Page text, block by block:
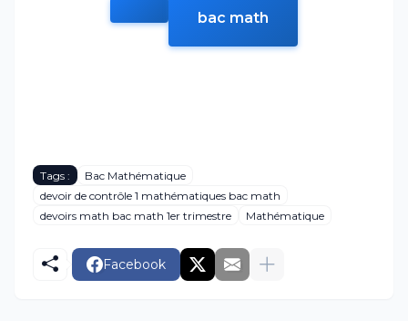
bac math
Tags :
Bac Mathématique
devoir de contrôle 1 mathématiques bac math
devoirs math bac math 1er trimestre
Mathématique
Facebook